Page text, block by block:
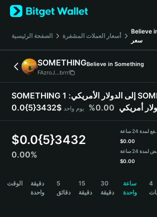
English
日本語
Русский
Español (Latinoamérica)
Türkçe
Deutsch
简体中文
Português (Portugal)
Bahasa Indonesia
বাংলা
الصفحة الرئيسية أسعار العملات المشفرة
Believe
سعر
SOMETHINGBelieve in Something
FAzroJ...brrr
SOMETHING إلى الدولار الأمريكي: 1 SOMETHING =
دولار أمريكي 0.00% يوم واحد
$0.0{5}3432
0.00%
ساعة
$0.00
$0.00
الوقت
دقيقة
واحدة
5
دقائق
15
دقيقة
30
دقيقة
ساعة
واحدة
4